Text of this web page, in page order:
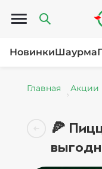
Открыть меню
НовинкиШаурма
Главная Акции
🍕